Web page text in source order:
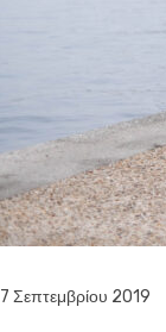
7 Σεπτεμβρίου 2019